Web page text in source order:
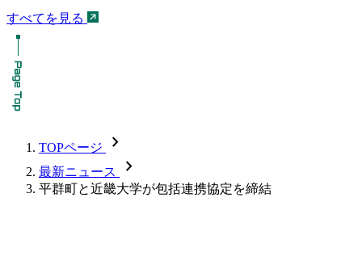
すべてを見る
TOPページ chevron_forward
最新ニュース chevron_forward
平群町と近畿大学が包括連携協定を締結